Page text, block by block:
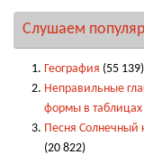
Слушаем
География (55 139)
Неправильные
формы в таблицах
Песня Солнечный
(20 822)